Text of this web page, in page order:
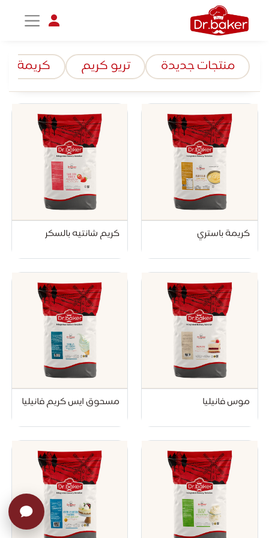
منتجات جديدة تريو كريم كريمة
كريمة باستري كريم شانتيه بالسكر
موس فانيليا مسحوق ايس كريم فانيليا
تواصل مع د.بيكر
عادةً بنرد في دقائق